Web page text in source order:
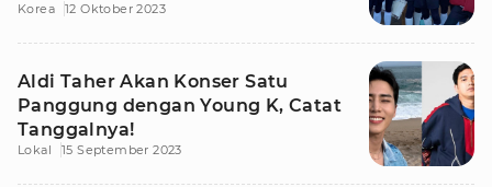
Korea 12 Oktober 2023
Aldi Taher Akan Konser Satu
Panggung dengan Young K, Catat
Tanggalnya!
Lokal 15 September 2023